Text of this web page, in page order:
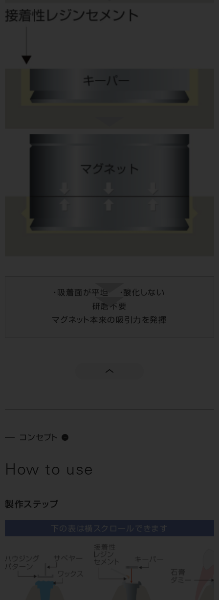
・吸着面が平坦
・酸化しない
研磨不要
マグネット本来の吸引力を発揮
コンセプト
How to use
製作ステップ
下の表は横スクロールできます